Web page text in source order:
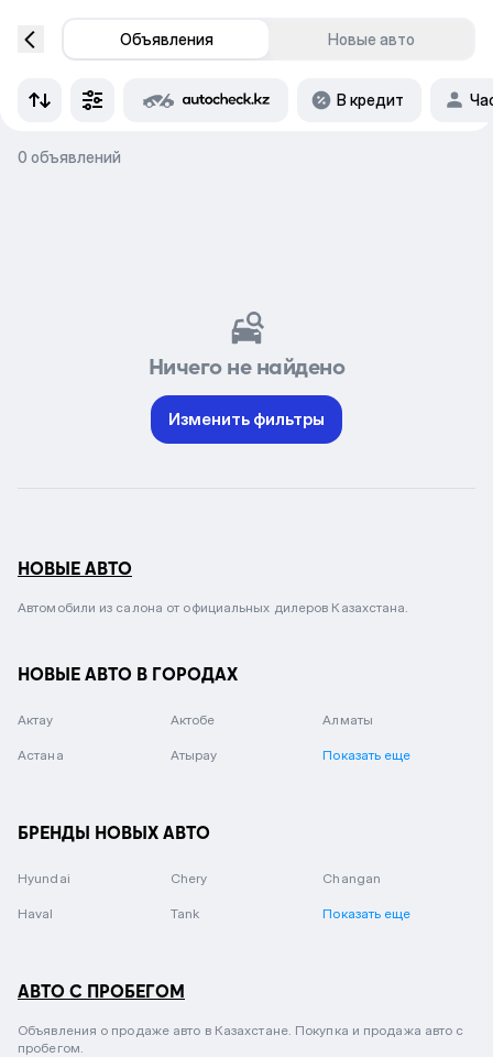
Объявления Новые авто
В кредит
0 объявлений
Ничего не найдено
Изменить фильтры
НОВЫЕ АВТО
Автомобили из салона от официальных дилеров Казахстана.
НОВЫЕ АВТО В ГОРОДАХ
Актау Актобе Алматы
Астана Атырау Показать еще
БРЕНДЫ НОВЫХ АВТО
Hyundai Chery Changan
Haval Tank Показать еще
АВТО С ПРОБЕГОМ
Объявления о продаже авто в Казахстане. Покупка и продажа авто с
пробегом.